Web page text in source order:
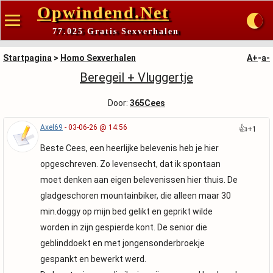
Opwindend.Net
77.025 Gratis Sexverhalen
Startpagina > Homo Sexverhalen A+-a-
Beregeil + Vluggertje
Door: 365Cees
Axel69 - 03-06-26 @ 14:56
Beste Cees, een heerlijke belevenis heb je hier
opgeschreven. Zo levensecht, dat ik spontaan
moet denken aan eigen belevenissen hier thuis. De
gladgeschoren mountainbiker, die alleen maar 30
min.doggy op mijn bed gelikt en geprikt wilde
worden in zijn gespierde kont. De senior die
geblinddoekt en met jongensonderbroekje
gespankt en bewerkt werd.
👍+1